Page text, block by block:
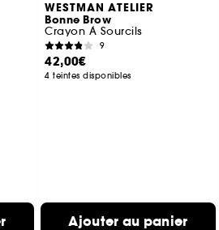
WESTMAN ATELIER
Bonne Brow
Crayon À Sourcils
9
42,00€
4 teintes disponibles
Ajouter au panier